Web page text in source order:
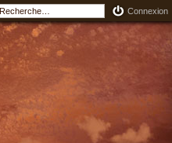
Connexion